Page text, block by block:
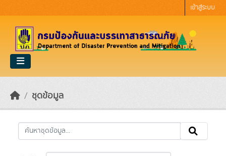
เข้าสู่ระบบ
ชุดข้อมูล